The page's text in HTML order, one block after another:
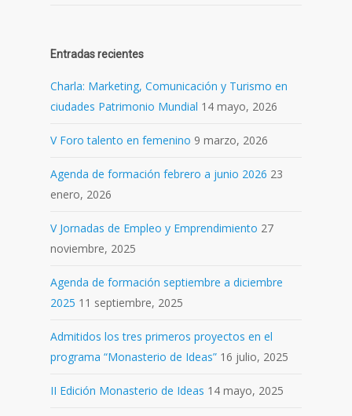
Entradas recientes
Charla: Marketing, Comunicación y Turismo en
ciudades Patrimonio Mundial 14 mayo, 2026
V Foro talento en femenino 9 marzo, 2026
Agenda de formación febrero a junio 2026 23
enero, 2026
V Jornadas de Empleo y Emprendimiento 27
noviembre, 2025
Agenda de formación septiembre a diciembre
2025 11 septiembre, 2025
Admitidos los tres primeros proyectos en el
programa “Monasterio de Ideas” 16 julio, 2025
II Edición Monasterio de Ideas 14 mayo, 2025